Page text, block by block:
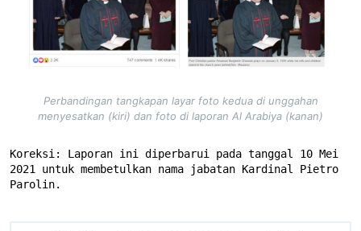
Perbandingan tangkapan layar foto kedua di unggahan
menyesatkan (kiri) dan foto di laporan Al Arabiya (kanan)
Koreksi: Laporan ini diperbarui pada tanggal 10 Mei
2021 untuk membetulkan nama jabatan Kardinal Pietro
Parolin.